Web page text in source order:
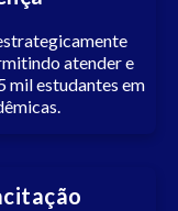
atender e
mil estudantes em